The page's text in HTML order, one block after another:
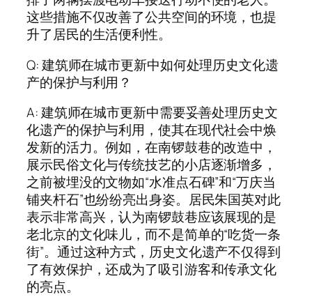
这些措施不仅改善了公共空间的环境，也提
升了居民的生活便利性。
Q: 建筑师在城市更新中如何处理历史文化遗
产的保护与利用？
A: 建筑师在城市更新中需要妥善处理历史文
化遗产的保护与利用，使其在现代社会中焕
发新的活力。例如，在南锣鼓巷的改造中，
展示民俗文化与传统技艺的小店逐渐增多，
之前被埋没的文物如“水准点石碑”和“万庆当
铺夹杆石”也纷纷亮出身姿。居民朱国英对此
表示非常高兴，认为南锣鼓巷应该展现的是
老北京的文化味儿，而不是简单的“吃货一条
街”。通过这种方式，历史文化遗产不仅得到
了有效保护，还成为了吸引游客和传承文化
的亮点。